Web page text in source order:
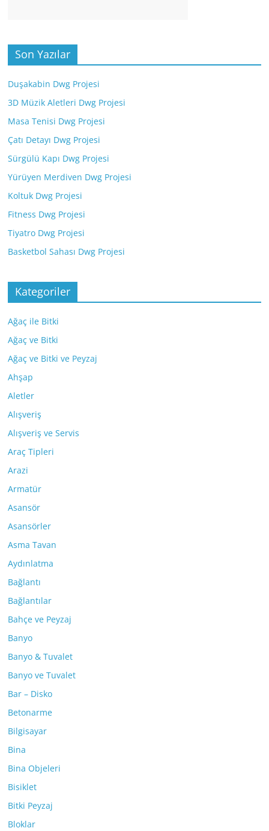
Son Yazılar
Duşakabin Dwg Projesi
3D Müzik Aletleri Dwg Projesi
Masa Tenisi Dwg Projesi
Çatı Detayı Dwg Projesi
Sürgülü Kapı Dwg Projesi
Yürüyen Merdiven Dwg Projesi
Koltuk Dwg Projesi
Fitness Dwg Projesi
Tiyatro Dwg Projesi
Basketbol Sahası Dwg Projesi
Kategoriler
Ağaç ile Bitki
Ağaç ve Bitki
Ağaç ve Bitki ve Peyzaj
Ahşap
Aletler
Alışveriş
Alışveriş ve Servis
Araç Tipleri
Arazi
Armatür
Asansör
Asansörler
Asma Tavan
Aydınlatma
Bağlantı
Bağlantılar
Bahçe ve Peyzaj
Banyo
Banyo & Tuvalet
Banyo ve Tuvalet
Bar – Disko
Betonarme
Bilgisayar
Bina
Bina Objeleri
Bisiklet
Bitki Peyzaj
Bloklar